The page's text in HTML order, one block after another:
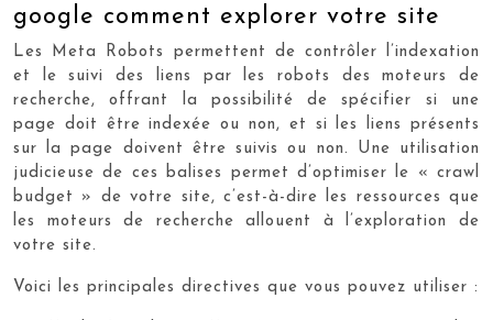
google comment explorer votre site
Les Meta Robots permettent de contrôler l’indexation
et le suivi des liens par les robots des moteurs de
recherche, offrant la possibilité de spécifier si une
page doit être indexée ou non, et si les liens présents
sur la page doivent être suivis ou non. Une utilisation
judicieuse de ces balises permet d’optimiser le « crawl
budget » de votre site, c’est-à-dire les ressources que
les moteurs de recherche allouent à l’exploration de
votre site.
Voici les principales directives que vous pouvez utiliser :